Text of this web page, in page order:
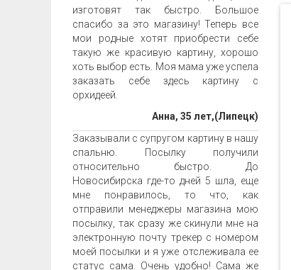
изготовят так быстро. Большое
спасибо за это магазину! Теперь все
мои родные хотят приобрести себе
такую же красивую картину, хорошо
хоть выбор есть. Моя мама уже успела
заказать себе здесь картину с
орхидеей.
Анна, 35 лет,(Липецк)
Заказывали с супругом картину в нашу
спальню. Посылку получили
относительно быстро. До
Новосибирска где-то дней 5 шла, еще
мне понравилось, то что, как
отправили менеджеры магазина мою
посылку, так сразу же скинули мне на
электронную почту трекер с номером
моей посылки и я уже отслеживала ее
статус сама. Очень удобно! Сама же